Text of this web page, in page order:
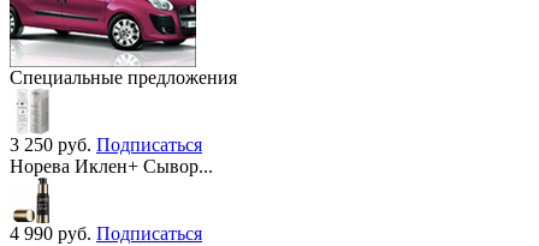
Специальные предложения
3 250 руб. Подписаться
Норева Иклен+ Сывор...
4 990 руб. Подписаться